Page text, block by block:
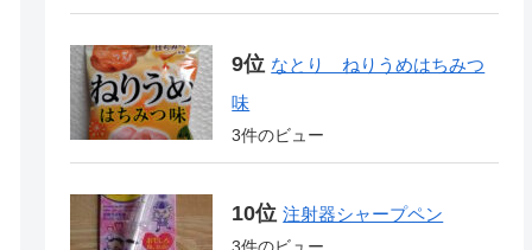
なとり ねりうめはちみつ
味
3件のビュー
注射器シャープペン